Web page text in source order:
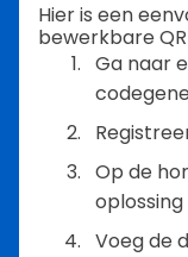
Hier is een
bewerkbare
Ga naar
Op de
oplossing
Voeg de